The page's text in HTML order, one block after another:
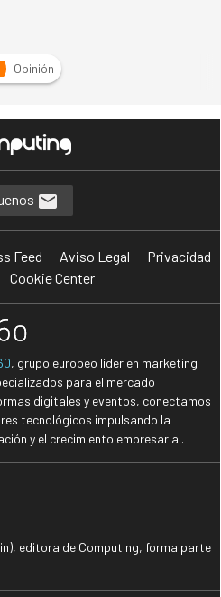
Opinión
Feed Aviso Legal
Privacidad
Cookie Center
, grupo europeo líder en marketing
para el mercado
digitales y eventos, conectamos
tecnológicos impulsando la
y el crecimiento empresarial.
editora de Computing, forma parte